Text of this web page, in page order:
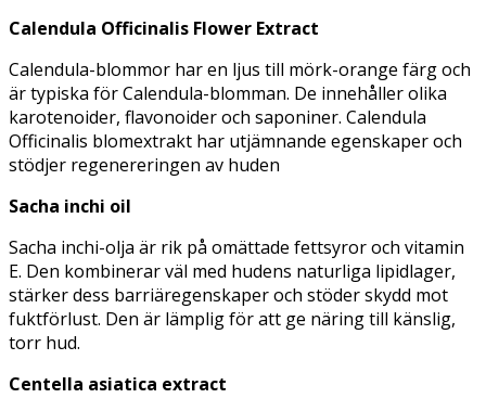
Calendula Officinalis Flower Extract
Calendula-blommor har en ljus till mörk-orange färg och
är typiska för Calendula-blomman. De innehåller olika
karotenoider, flavonoider och saponiner. Calendula
Officinalis blomextrakt har utjämnande egenskaper och
stödjer regenereringen av huden
Sacha inchi oil
Sacha inchi-olja är rik på omättade fettsyror och vitamin
E. Den kombinerar väl med hudens naturliga lipidlager,
stärker dess barriäregenskaper och stöder skydd mot
fuktförlust. Den är lämplig för att ge näring till känslig,
torr hud.
Centella asiatica extract